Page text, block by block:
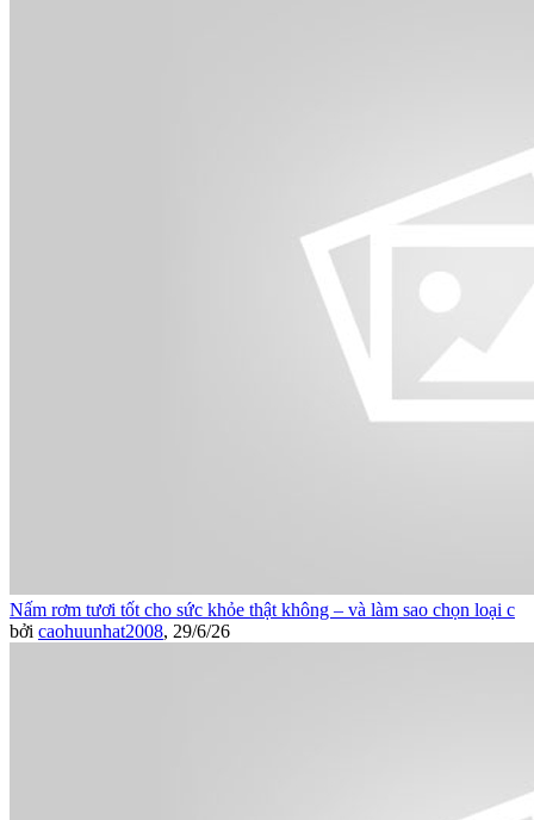
Nấm rơm tươi tốt cho sức khỏe thật không – và làm sao chọn loại c
bởi caohuunhat2008, 29/6/26